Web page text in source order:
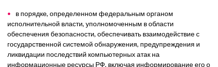
в порядке, определенном федеральным органом
исполнительной власти, уполномоченным в области
обеспечения безопасности, обеспечивать взаимодействие с
государственной системой обнаружения, предупреждения и
ликвидации последствий компьютерных атак на
информационные ресурсы РФ, включая информирование его о